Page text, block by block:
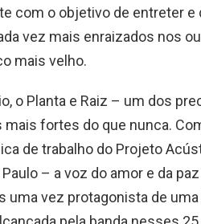
com o objetivo de entreter
vez mais enraizados nos
mais velho.
o Planta e Raiz – um dos
fortes do que nunca.
de trabalho do Projeto
– a voz do amor e da
uma vez protagonista de